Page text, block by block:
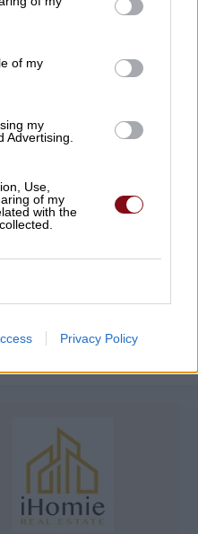
of my
my
Advertising.
Use,
of my
with the
Privacy Policy
γιορτή
η κηδεία
εδώ όλα τα νέα